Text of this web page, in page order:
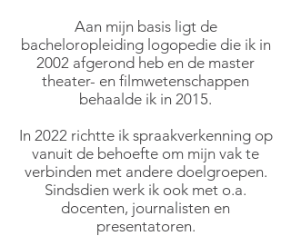
Aan mijn basis ligt de
bacheloropleiding logopedie die ik in
2002 afgerond heb en de master
theater- en filmwetenschappen
behaalde ik in 2015.
In 2022 richtte ik spraakverkenning op
vanuit de behoefte om mijn vak te
verbinden met andere doelgroepen.
Sindsdien werk ik ook met o.a.
docenten, journalisten en
presentatoren.